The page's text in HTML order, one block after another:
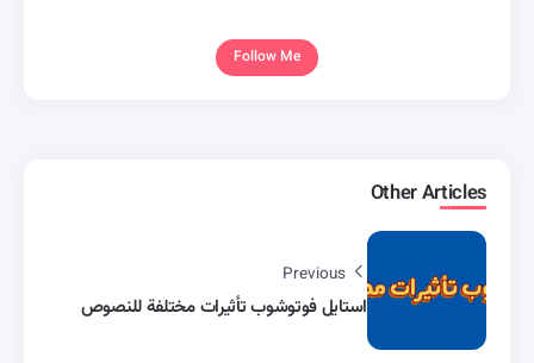
Follow Me
Other Articles
Previous
استايل فوتوشوب تأثيرات مختلفة للنصوص